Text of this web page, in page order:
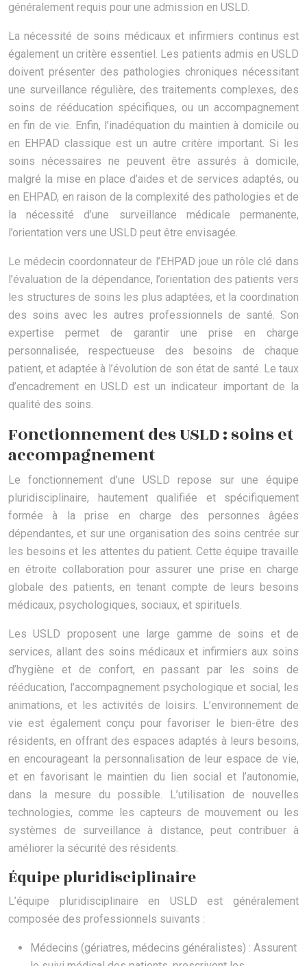
généralement requis pour une admission en USLD.
La nécessité de soins médicaux et infirmiers continus est
également un critère essentiel. Les patients admis en USLD
doivent présenter des pathologies chroniques nécessitant
une surveillance régulière, des traitements complexes, des
soins de rééducation spécifiques, ou un accompagnement
en fin de vie. Enfin, l’inadéquation du maintien à domicile ou
en EHPAD classique est un autre critère important. Si les
soins nécessaires ne peuvent être assurés à domicile,
malgré la mise en place d’aides et de services adaptés, ou
en EHPAD, en raison de la complexité des pathologies et de
la nécessité d’une surveillance médicale permanente,
l’orientation vers une USLD peut être envisagée.
Le médecin coordonnateur de l’EHPAD joue un rôle clé dans
l’évaluation de la dépendance, l’orientation des patients vers
les structures de soins les plus adaptées, et la coordination
des soins avec les autres professionnels de santé. Son
expertise permet de garantir une prise en charge
personnalisée, respectueuse des besoins de chaque
patient, et adaptée à l’évolution de son état de santé. Le taux
d’encadrement en USLD est un indicateur important de la
qualité des soins.
Fonctionnement des USLD : soins et
accompagnement
Le fonctionnement d’une USLD repose sur une équipe
pluridisciplinaire, hautement qualifiée et spécifiquement
formée à la prise en charge des personnes âgées
dépendantes, et sur une organisation des soins centrée sur
les besoins et les attentes du patient. Cette équipe travaille
en étroite collaboration pour assurer une prise en charge
globale des patients, en tenant compte de leurs besoins
médicaux, psychologiques, sociaux, et spirituels.
Les USLD proposent une large gamme de soins et de
services, allant des soins médicaux et infirmiers aux soins
d’hygiène et de confort, en passant par les soins de
rééducation, l’accompagnement psychologique et social, les
animations, et les activités de loisirs. L’environnement de
vie est également conçu pour favoriser le bien-être des
résidents, en offrant des espaces adaptés à leurs besoins,
en encourageant la personnalisation de leur espace de vie,
et en favorisant le maintien du lien social et l’autonomie,
dans la mesure du possible. L’utilisation de nouvelles
technologies, comme les capteurs de mouvement ou les
systèmes de surveillance à distance, peut contribuer à
améliorer la sécurité des résidents.
Équipe pluridisciplinaire
L’équipe pluridisciplinaire en USLD est généralement
composée des professionnels suivants :
Médecins (gériatres, médecins généralistes) : Assurent